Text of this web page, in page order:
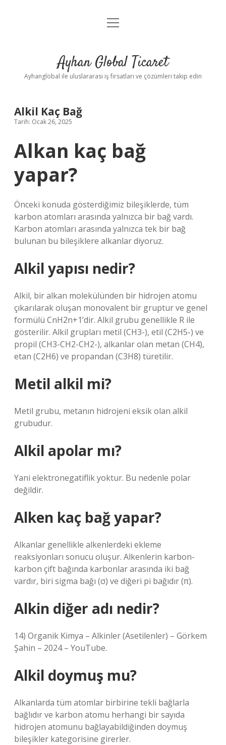
Anasayfa
Yasal Uyarı
menüyü
Ayhan Global Ticaret
Ayhanglobal ile uluslararası iş fırsatları ve çözümleri takip edin
Alkil Kaç Bağ
Tarih: Ocak 26, 2025
Alkan kaç bağ
yapar?
Önceki konuda gösterdiğimiz bileşiklerde, tüm
karbon atomları arasında yalnızca bir bağ vardı.
Karbon atomları arasında yalnızca tek bir bağ
bulunan bu bileşiklere alkanlar diyoruz.
Alkil yapısı nedir?
Alkil, bir alkan molekülünden bir hidrojen atomu
çıkarılarak oluşan monovalent bir gruptur ve genel
formülü CnH2n+1’dir. Alkil grubu genellikle R ile
gösterilir. Alkil grupları metil (CH3-), etil (C2H5-) ve
propil (CH3-CH2-CH2-), alkanlar olan metan (CH4),
etan (C2H6) ve propandan (C3H8) türetilir.
Metil alkil mi?
Metil grubu, metanın hidrojeni eksik olan alkil
grubudur.
Alkil apolar mı?
Yani elektronegatiflik yoktur. Bu nedenle polar
değildir.
Alken kaç bağ yapar?
Alkanlar genellikle alkenlerdeki ekleme
reaksiyonları sonucu oluşur. Alkenlerin karbon-
karbon çift bağında karbonlar arasında iki bağ
vardır, biri sigma bağı (σ) ve diğeri pi bağıdır (π).
Alkin diğer adı nedir?
14) Organik Kimya – Alkinler (Asetilenler) – Görkem
Şahin – 2024 – YouTube.
Alkil doymuş mu?
Alkanlarda tüm atomlar birbirine tekli bağlarla
bağlıdır ve karbon atomu herhangi bir sayıda
hidrojen atomunu bağlayabildiğinden doymuş
bileşikler kategorisine girerler.